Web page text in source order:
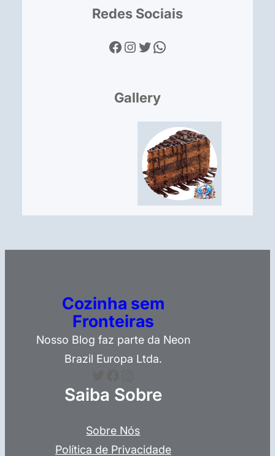
Redes Sociais
Facebook Instagram Twitter WhatsApp
Gallery
Cozinha sem
Fronteiras
Nosso Blog faz parte da Neon
Brazil Europa Ltda.
Saiba Sobre
Sobre Nós
Política de Privacidade